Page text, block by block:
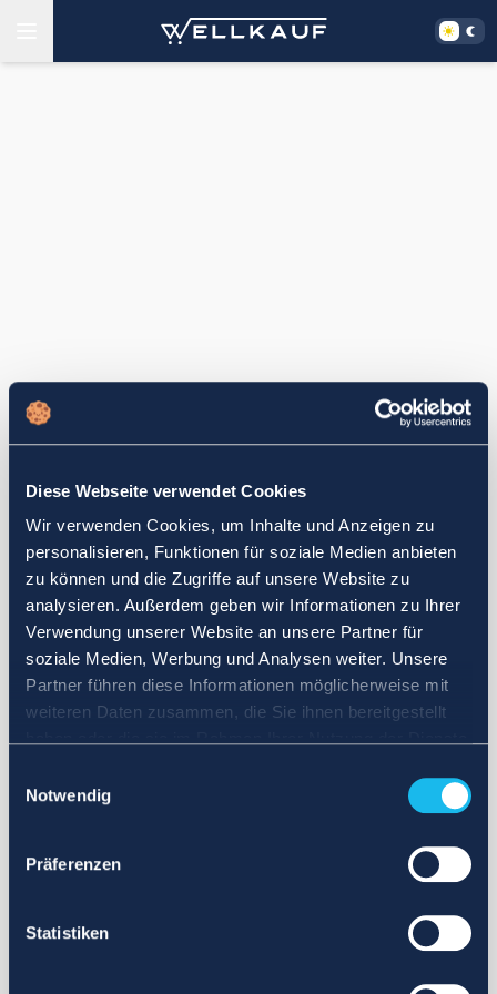
Diese Webseite verwendet Cookies
Wir verwenden Cookies, um Inhalte und Anzeigen zu
personalisieren, Funktionen für soziale Medien anbieten
zu können und die Zugriffe auf unsere Website zu
analysieren. Außerdem geben wir Informationen zu Ihrer
Verwendung unserer Website an unsere Partner für
soziale Medien, Werbung und Analysen weiter. Unsere
Partner führen diese Informationen möglicherweise mit
weiteren Daten zusammen, die Sie ihnen bereitgestellt
Notwendig
Präferenzen
Statistiken